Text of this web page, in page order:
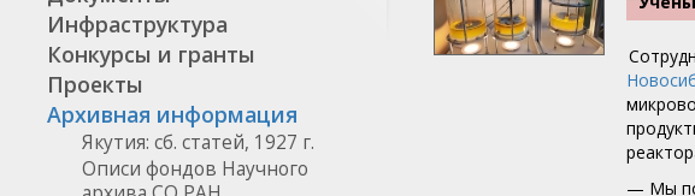
Инфраструктура
Конкурсы и гранты
Проекты
Архивная информация
Якутия: сб. статей, 1927 г.
Описи фондов Научного
— Мы